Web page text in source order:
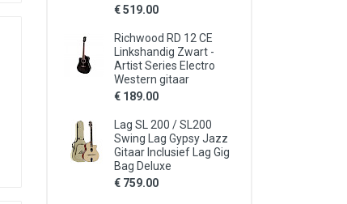
€ 519.00
Richwood RD 12 CE
Linkshandig Zwart -
Artist Series Electro
Western gitaar
€ 189.00
Lag SL 200 / SL200
Swing Lag Gypsy Jazz
Gitaar Inclusief Lag Gig
Bag Deluxe
€ 759.00